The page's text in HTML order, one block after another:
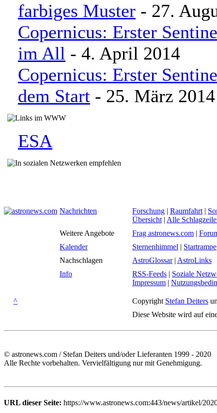
farbiges Muster - 27.
Copernicus: Erster
im All - 4. April 2014
Copernicus: Erster
dem Start - 25. März 2014
ESA
Nachrichten Forschung | Raumfahrt |
Übersicht | Alle
Weitere Angebote
Frag astronews.com |
Kalender
Sternenhimmel | Startrampe
Nachschlagen
AstroGlossar| AstroLinks
Info
RSS-Feeds | Soziale
Impressum |
^ Copyright Stefan Deiters
Diese Website wird auf
© astronews.com / Stefan Deiters und/oder Lieferanten 1999 - 2020
Alle Rechte vorbehalten. Vervielfältigung nur mit Genehmigung.
URL dieser Seite: https://www.astronews.com:443/news/artikel/